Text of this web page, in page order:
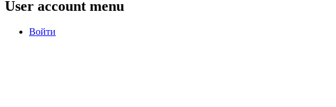
User account menu
Войти